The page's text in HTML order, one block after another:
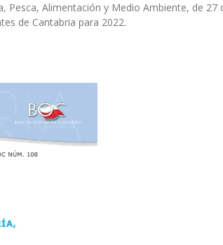
Pesca, Alimentación y Medio Ambiente, de
de Cantabria para 2022.